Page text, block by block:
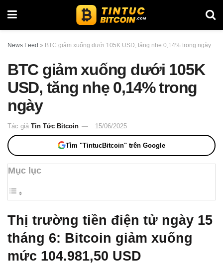
News Feed » BTC giảm xuống dưới 105K USD, tăng nhẹ 0,14% trong ngày
BTC giảm xuống dưới 105K
USD, tăng nhẹ 0,14% trong
ngày
Tác giả Tin Tức Bitcoin 15/06/2025
Tìm "TintucBitcoin" trên Google
Mục lục
Thị trường tiền điện tử ngày 15
tháng 6: Bitcoin giảm xuống
mức 104.981,50 USD